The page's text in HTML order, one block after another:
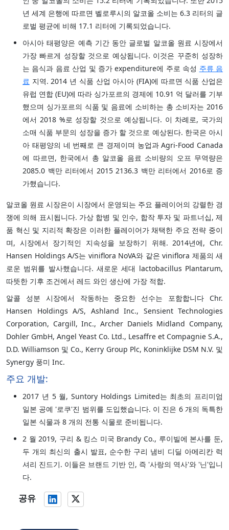
년 세계 은행에 따르면 벨로루시의 알코올 소비는 6.3 리터의 글
로벌 평균에 비해 17.1 리터에 기록되었습니다.
아시아 태평양은 예측 기간 동안 글로벌 알코올 원료 시장에서
가장 빠르게 성장할 것으로 예상됩니다. 이것은 꾸준히 성장하
는 음식과 음료 산업 및 증가 expenditure에 주로 속성 주류 음
료 지역. 2014 년 식품 산업 아시아 (FIA)에 따르면 식품 산업은
유럽 연합 (EU)에 따라 싱가포르의 경제에 10.91 억 달러를 기부
했으며 싱가포르의 식품 및 음료에 소비하는 총 소비자는 2016
에서 2018 %로 성장할 것으로 예상됩니다. 이 차례로, 국가의
소매 식품 부문의 성장을 증가 할 것으로 예상된다. 한국은 아시
아 태평양의 네 번째로 큰 경제이며 농업과 Agri-Food Canada
에 따르면, 한국에서 총 알코올 음료 소비량의 오프 무역량은
2085.0 백만 리터에서 2015 2136.3 백만 리터에서 2016로 증
가했습니다.
알코올 원료 시장은이 시장에서 운영되는 주요 플레이어의 강렬한 경
쟁에 의해 표시됩니다. 가상 합병 및 인수, 합작 투자 및 파트너십, 제
품 혁신 및 지리적 확장은 이러한 플레이어가 채택한 주요 전략 중이
며, 시장에서 장기적인 지속성을 보장하기 위해. 2014년에, Chr.
Hansen Holdings A/S는 viniflora NoVA와 같은 viniflora 제품의 새
로운 범위를 발사했습니다. 새로운 세대 lactobacillus Plantarum,
따뜻한 기후 조건에서 레드 와인 생산에 가장 적합.
알콜 성분 시장에서 작동하는 중요한 선수는 포함합니다 Chr.
Hansen Holdings A/S, Ashland Inc., Sensient Technologies
Corporation, Cargill, Inc., Archer Daniels Midland Company,
Dohler GmbH, Angel Yeast Co. Ltd., Lesaffre et Compagnie S.A.,
D.D. Williamson 및 Co., Kerry Group Plc, Koninklijke DSM N.V. 및
Synergy 풍미 Inc.
주요 개발:
2017 년 5 월, Suntory Holdings Limited는 최초의 프리미엄
일본 공예 '로쿠'진 범위를 도입했습니다. 이 진은 6 개의 독특한
일본 식물과 8 개의 전통 식물로 준비됩니다.
2 월 2019, 구리 & 킹스 미국 Brandy Co., 루이빌에 본사를 둔,
두 개의 최신의 출시 발표, 순수한 구리 냄비 디딜 아메리칸 럭
셔리 진드기. 이들은 브랜드 기반 인, 즉 '사랑의 역사'와 '닌'입니
다.
공유